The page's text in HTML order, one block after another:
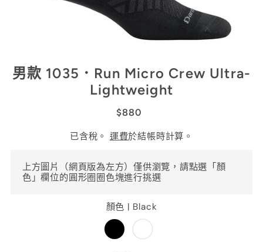
男款 1035．Run Micro Crew Ultra-
Lightweight
$880
已含稅。 運費於結帳時計算。
上方圖片（網頁版為左方）僅供瀏覽，請點選「顏
色」欄位的圓形圈圈色塊進行挑選
顏色 | Black